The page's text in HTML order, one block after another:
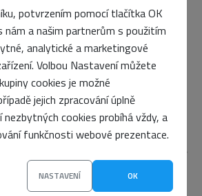
potvrzením pomocí tlačítka OK
nám a našim partnerům s použitím
analytické a marketingové
Volbou Nastavení můžete
cookies je možné
jejich zpracování úplně
nezbytných cookies probíhá vždy, a
funkčnosti webové prezentace.
NASTAVENÍ OK
příležitost, nebo
Roman Slavičinský
dělat, ten to učí. A kdo to neumí učit,
tohoto článku je zároveň titulem nové
Press o podnikání na